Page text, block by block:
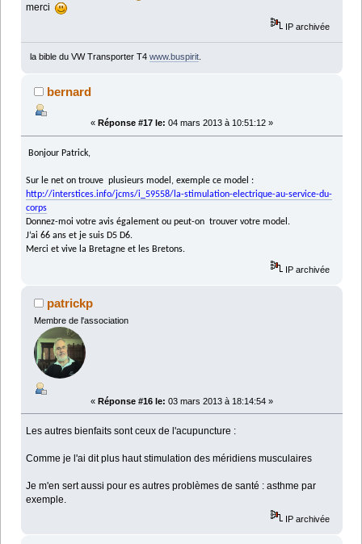
merci
IP archivée
la bible du VW Transporter T4 www.buspirit.
bernard
« Réponse #17 le: 04 mars 2013 à 10:51:12 »
Bonjour Patrick,
Sur le net on trouve plusieurs model, exemple ce model :
http://interstices.info/jcms/i_59558/la-stimulation-electrique-au-service-du-
corps
Donnez-moi votre avis également ou peut-on trouver votre model.
J’ai 66 ans et je suis D5 D6.
Merci et vive la Bretagne et les Bretons.
IP archivée
patrickp
Membre de l'association
« Réponse #16 le: 03 mars 2013 à 18:14:54 »
Les autres bienfaits sont ceux de l'acupuncture :
Comme je l'ai dit plus haut stimulation des méridiens musculaires
Je m'en sert aussi pour es autres problèmes de santé : asthme par
exemple.
IP archivée